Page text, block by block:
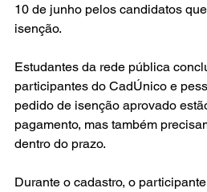
10 de junho pelos candidatos
isenção.
Estudantes da rede pública
participantes do CadÚnico e
pedido de isenção aprovado
pagamento, mas também
dentro do prazo.
Durante o cadastro, o